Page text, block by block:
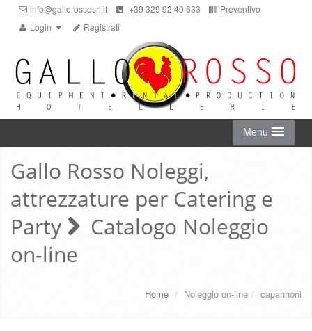
info@gallorossosrl.it +39 329 92 40 633
Preventivo
Login
Registrati
Menu
HOME
NOLEGGIO ON-LINE
CHI SIAMO
Gallo Rosso Noleggi,
attrezzature per Catering e
Party
Catalogo Noleggio
on-line
Home / Noleggio on-line / capannoni